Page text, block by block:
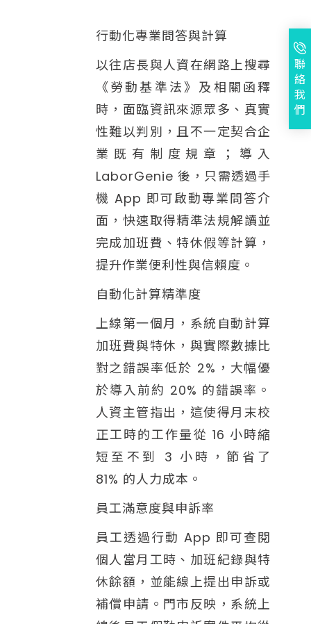
行動化專業問答與計算
以往店長與人資在網路上搜尋
《勞動基準法》及相關函釋
時，面臨資訊來源眾多、真實
性難以判別，且不一定契合企
業既有制度規章；導入
LaborGenie 後，只需透過手
機 App 即可啟動專業問答介
面，快速取得精準法規解讀並
完成加班費、特休假等計算，
提升作業便利性與信賴度。
自動化計算精準度
上線第一個月，系統自動計算
加班費與特休，與實際數據比
對之錯誤率低於 2%，大幅優
於導入前約 20% 的錯誤率。
人資主管指出，這使得月末校
正工時的工作量從 16 小時縮
短至不到 3 小時，節省了
81% 的人力成本。
員工滿意度與申訴率
員工透過行動 App 即可查閱
個人當月工時、加班紀錄與特
休餘額，並能線上提出申訴或
補償申請。門市反映，系統上
聯
絡
我
們